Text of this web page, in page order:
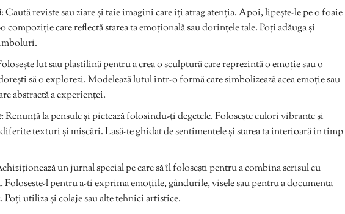
: Caută reviste sau ziare și taie imagini care îți atrag atenția. Apoi, lipește-le pe o foaie
compoziție care reflectă starea ta emoțională sau dorințele tale. Poți adăuga și
lut sau plastilină pentru a crea o sculptură care reprezintă o emoție sau o
să o explorezi. Modelează lutul într-o formă care simbolizează acea emoție sau
abstractă a experienței.
: Renunță la pensule și pictează folosindu-ți degetele. Folosește culori vibrante și
texturi și mișcări. Lasă-te ghidat de sentimentele și starea ta interioară în timp
un jurnal special pe care să îl folosești pentru a combina scrisul cu
Folosește-l pentru a-ți exprima emoțiile, gândurile, visele sau pentru a documenta
Poți utiliza și colaje sau alte tehnici artistice.